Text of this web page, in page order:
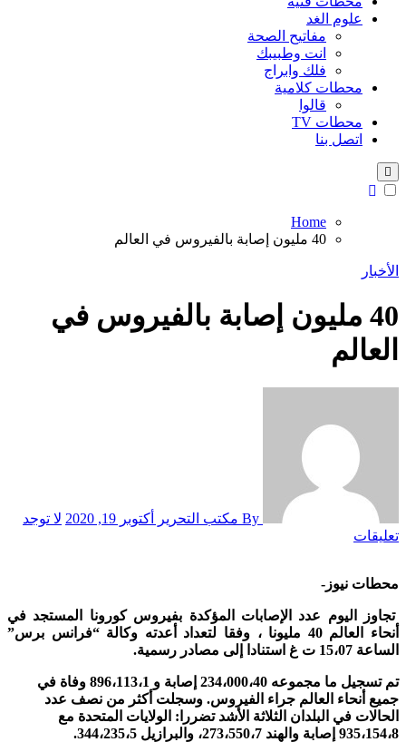
علوم الغد
مفاتيح الصحة
انت وطبيبك
فلك وابراج
محطات كلامية
قالوا
محطات TV
اتصل بنا
Home
40 مليون إصابة بالفيروس في العالم
الأخبار
40 مليون إصابة بالفيروس في
العالم
أكتوبر 19, 2020
لا توجد
تعليقات
محطات نيوز-
تجاوز اليوم عدد الإصابات المؤكدة بفيروس كورونا المستجد في
أنحاء العالم 40 مليونا ، وفقا لتعداد أعدته وكالة “فرانس برس”
الساعة 15،07 ت غ استنادا إلى مصادر رسمية.
تم تسجيل ما مجموعه 234،000،40 إصابة و 896،113،1 وفاة في
جميع أنحاء العالم جراء الفيروس. وسجلت أكثر من نصف عدد
الحالات في البلدان الثلاثة الأشد تضررا: الولايات المتحدة مع
935،154،8 إصابة والهند 273،550،7، والبرازيل 344،235،5.